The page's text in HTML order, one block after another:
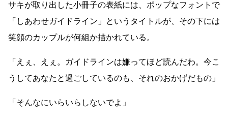
サキが取り出した小冊子の表紙には、ポップなフォントで
「しあわせガイドライン」というタイトルが、その下には
笑顔のカップルが何組か描かれている。
「えぇ、えぇ。ガイドラインは嫌ってほど読んだわ。今こ
うしてあなたと過ごしているのも、それのおかげだもの」
「そんなにいらいらしないでよ」